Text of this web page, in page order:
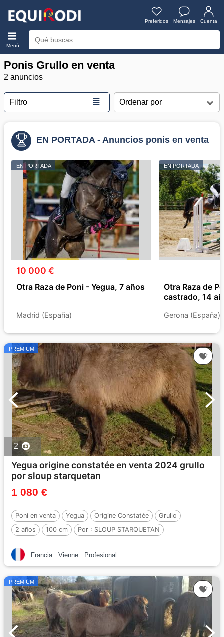
Preferidos Mensajes Cuenta
Menú
Ponis Grullo en venta
2 anuncios
Filtro ≣
EN PORTADA - Anuncios ponis en venta
EN PORTADA
10 000 €
Otra Raza de Poni - Yegua, 7 años
Madrid (España)
EN PORTADA
Otra Raza de
castrado, 14
Gerona (España)
PREMIUM
2
Yegua origine constatée en venta 2024 grullo
por sloup starquetan
1 080 €
Poni en venta Yegua Origine Constatée
Grullo
2 años
100 cm Por : SLOUP STARQUETAN
Francia Vienne Profesional
PREMIUM